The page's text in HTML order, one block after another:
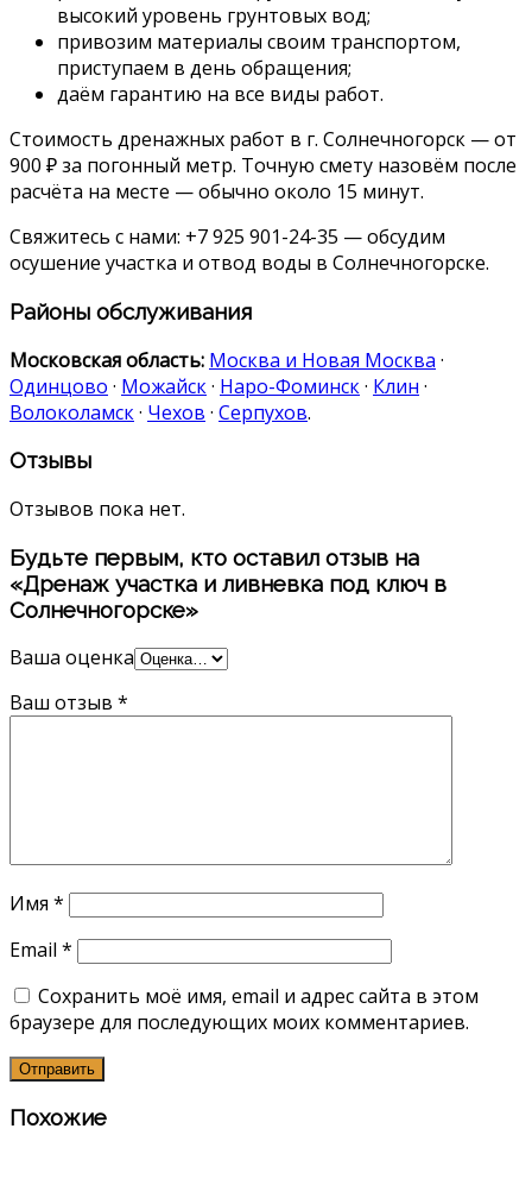
высокий уровень грунтовых вод;
привозим материалы своим транспортом,
приступаем в день обращения;
даём гарантию на все виды работ.
Стоимость дренажных работ в г. Солнечногорск — от
900 ₽ за погонный метр. Точную смету назовём после
расчёта на месте — обычно около 15 минут.
Свяжитесь с нами: +7 925 901-24-35 — обсудим
осушение участка и отвод воды в Солнечногорске.
Районы обслуживания
Московская область: Москва и Новая Москва ·
Одинцово · Можайск· Наро-Фоминск· Клин ·
Волоколамск· Чехов · Серпухов.
Отзывы
Отзывов пока нет.
Будьте первым, кто оставил отзыв на
«Дренаж участка и ливневка под ключ в
Солнечногорске»
Ваша оценка
Ваш отзыв *
Имя *
Email *
Сохранить моё имя, email и адрес сайта в этом
браузере для последующих моих комментариев.
Похожие